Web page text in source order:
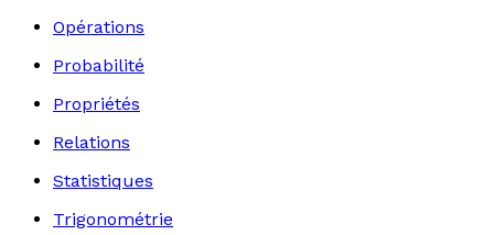
Opérations
Probabilité
Propriétés
Relations
Statistiques
Trigonométrie